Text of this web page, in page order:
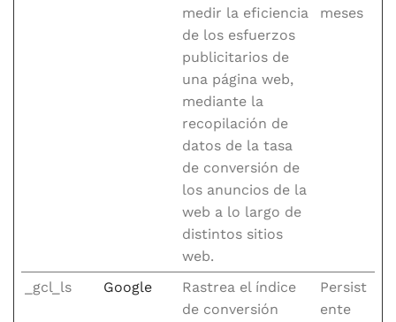
medir la eficiencia
de los esfuerzos
publicitarios de
una página web,
mediante la
recopilación de
datos de la tasa
de conversión de
los anuncios de la
web a lo largo de
distintos sitios
web.
meses
_gcl_ls Google
Rastrea el índice
de conversión
Persist
ente